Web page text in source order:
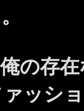
の存
ッシ